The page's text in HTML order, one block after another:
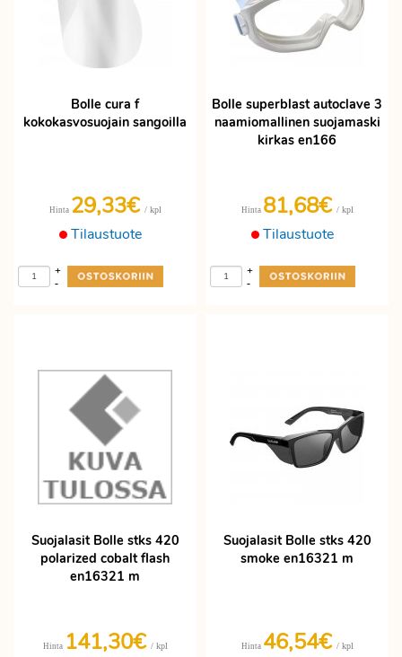
Bolle cura f
kokokasvosuojain sangoilla
Tilaustuote
Hinta 29,33€ / kpl
-
+
Bolle superblast autoclave 3
naamiomallinen suojamaski
kirkas en166
Tilaustuote
Hinta 81,68€ / kpl
-
+
Suojalasit Bolle stks 420
polarized cobalt flash
en16321 m
Hinta 141,30€ / kpl
Suojalasit Bolle stks 420
smoke en16321 m
Hinta 46,54€ / kpl